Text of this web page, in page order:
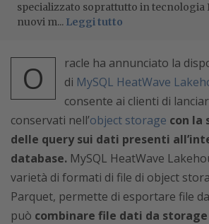
specializzato soprattutto in tecnologia
nuovi m... Leggi tutto
O
racle ha annunciato la
di MySQL HeatWave
consente ai clienti di
conservati nell’object storage con la
delle query sui dati presenti
database. MySQL HeatWave
varietà di formati di file di object
Parquet, permette di esportare file
può combinare file dati da